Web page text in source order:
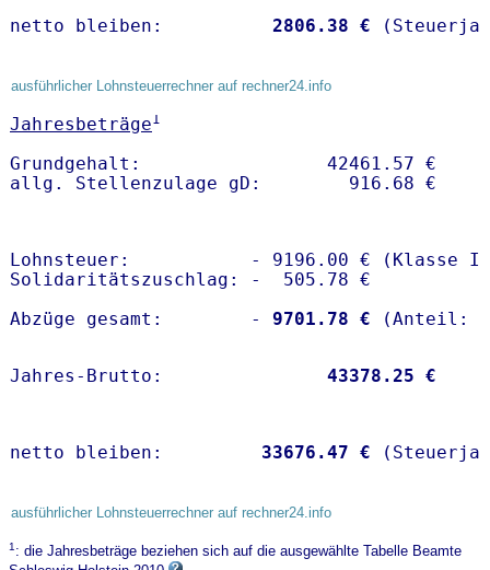
netto bleiben: 2806.38 €
ausführlicher Lohnsteuerrechner auf rechner24.info
Jahresbeträge1
Grundgehalt:                 42461.57 €
Lohnsteuer:           - 9196.00 € (Klasse I)
Solidaritätszuschlag: -  505.78 €
Abzüge gesamt:        -
9701.78 €
Jahres-Brutto: 43378.25 €
netto bleiben: 33676.47 €
ausführlicher Lohnsteuerrechner auf rechner24.info
1: die Jahresbeträge beziehen sich auf die ausgewählte Tabelle Beamte